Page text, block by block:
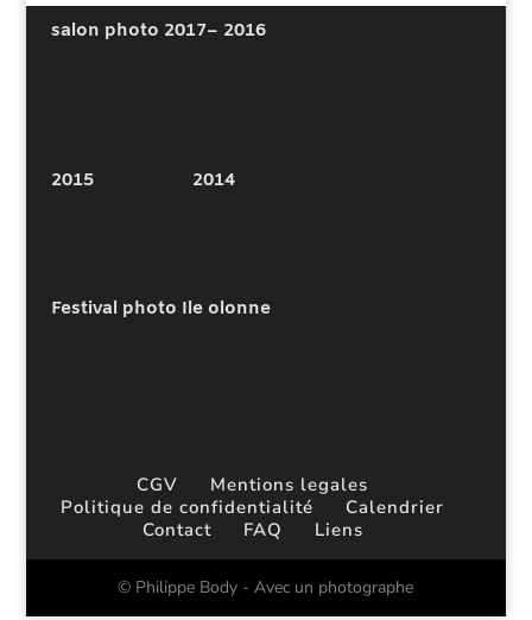
salon photo 2017– 2016
2015 2014
Festival photo Ile olonne
CGV
Mentions legales
Politique de confidentialité
Calendrier
Contact
FAQ Liens
© Philippe Body - Avec un photographe